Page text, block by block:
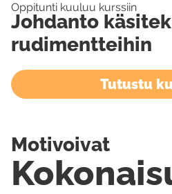
Oppitunti kuuluu kurssiin
Johdanto
rudimentteihin
Tutustu
Motivoivat